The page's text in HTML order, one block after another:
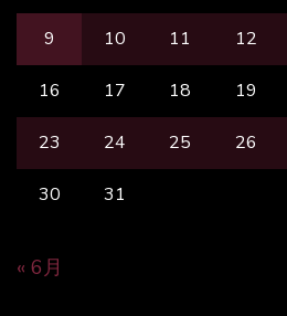
9 10 11 12
16 17 18 19
23 24 25 26
30 31
« 6月